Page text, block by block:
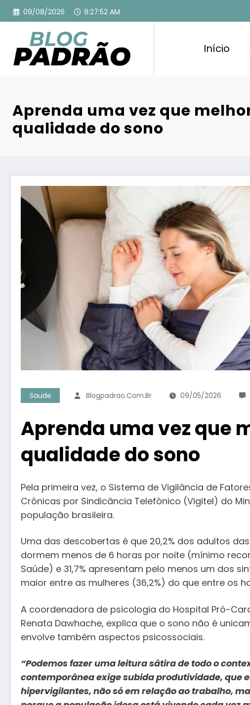
Pular
para
conteúdo
09/08/2026 8:27:53 AM
Início
Aprenda uma vez que
qualidade do sono
Saude Blogpadrao.com.br 09/05/2026
Aprenda uma vez que
qualidade do sono
Pela primeira vez, o Sistema de Vigilância de
Crônicas por Sindicância Telefônico (Vigitel) do
população brasileira.
Uma das descobertas é que 20,2% dos adultos
dormem menos de 6 horas por noite (mínimo
Saúde) e 31,7% apresentam pelo menos um dos
maior entre as mulheres (36,2%) do que entre os
A coordenadora de psicologia do Hospital Pró-
Renata Dawhache, explica que o sono não é
envolve também aspectos psicossociais.
“Podemos fazer uma leitura sátira de todo o
contemporânea exige subida produtividade, que
hipervigilantes, não só em relação ao trabalho,